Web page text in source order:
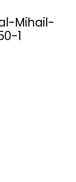
Mihail-
1